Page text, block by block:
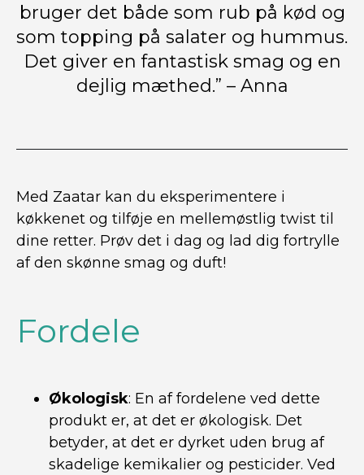
bruger det både som rub på kød og
som topping på salater og hummus.
Det giver en fantastisk smag og en
dejlig mæthed.” – Anna
Med Zaatar kan du eksperimentere i
køkkenet og tilføje en mellemøstlig twist til
dine retter. Prøv det i dag og lad dig fortrylle
af den skønne smag og duft!
Fordele
Økologisk: En af fordelene ved dette
produkt er, at det er økologisk. Det
betyder, at det er dyrket uden brug af
skadelige kemikalier og pesticider. Ved